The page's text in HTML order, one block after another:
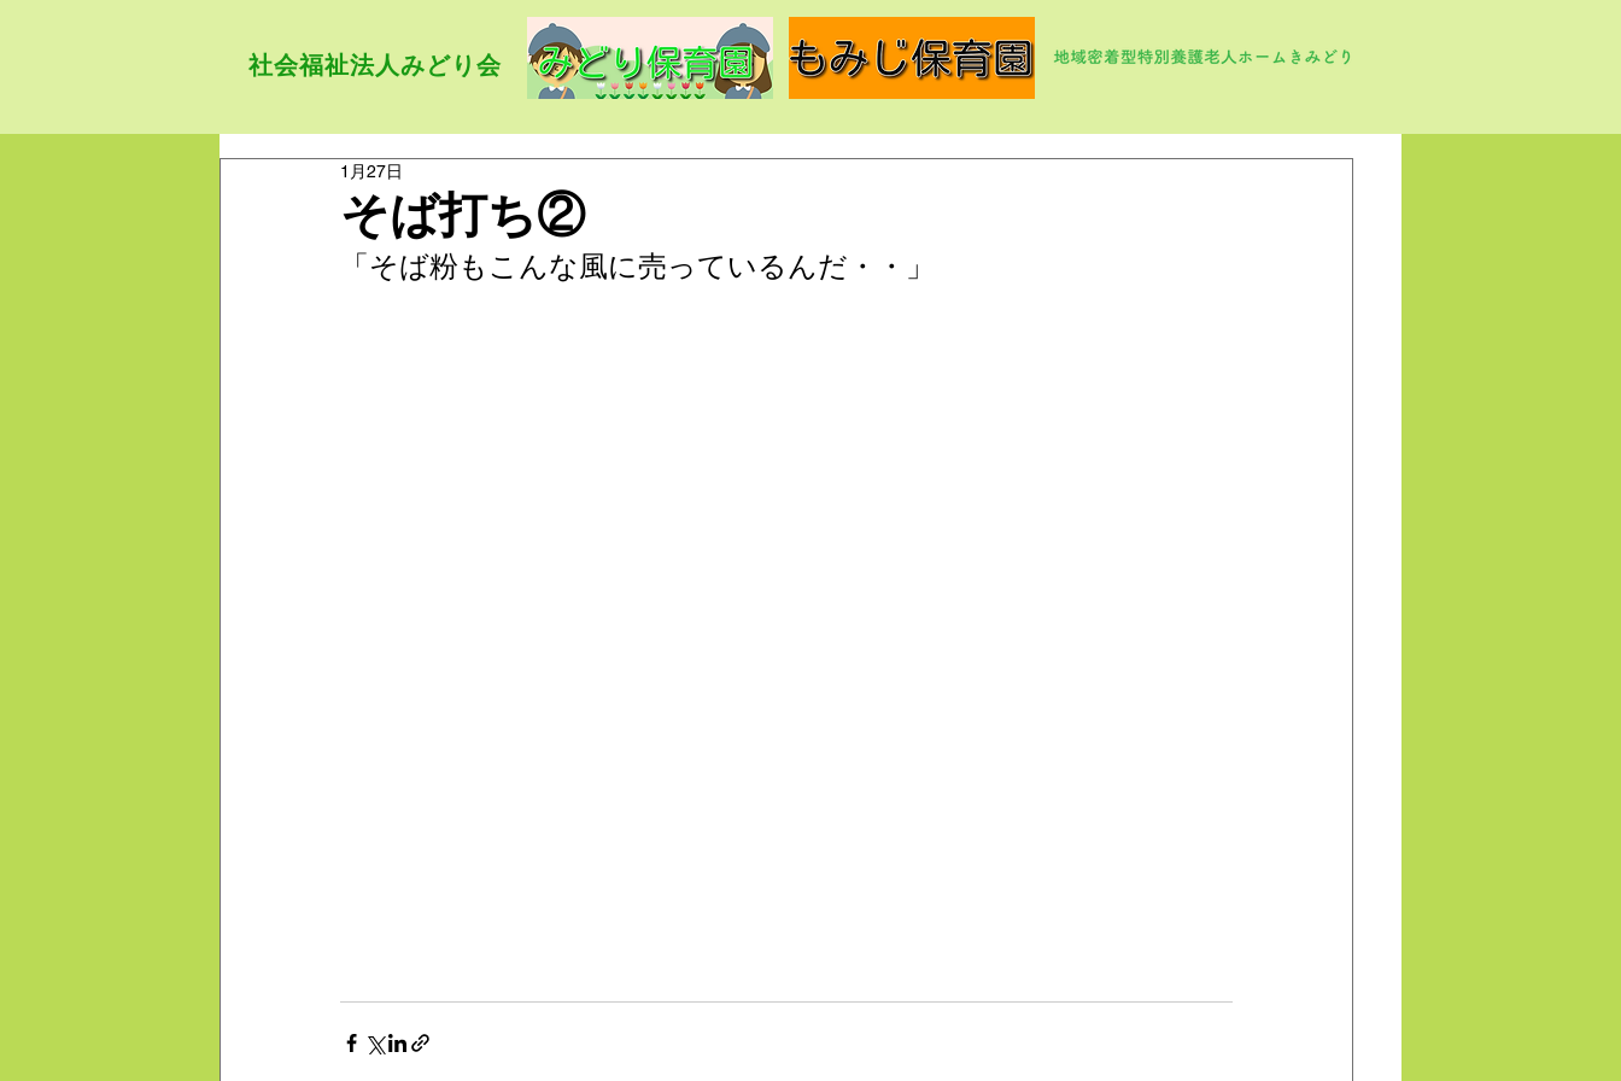
社会福祉法人みどり会
そば打ち②
1月27日
「そば粉もこんな風に売っているんだ・・」